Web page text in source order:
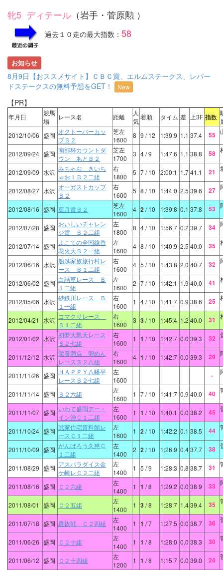
牝5 ディテール （岩手・菅原勲 ）
過去１０走の最大指数： 58
お知らせ
8月9日【おススメサイト】ＣＢＣ賞、エルムステークス、レパー
ドステークスの無料予想をGET！
New
【PR】
年月日
競馬
場
レース名 距離
人
気
着順 タイム 差 上3F 指数
2012/10/06 盛岡 オクトーバーカッ
プＢ２
芝左
1600
8 9 / 12 1:39:9 1.1 37.4 55
2012/09/24 盛岡 南部杯カウントダ
ウン あとＢ２
芝左
1700
3 4/ 9 1:47:6 1.1 38.8 58
2012/09/09 水沢 みちゃお きいち
ゃおＩＢ２二組
右
1800
5 7/ 10 2:00:1 1.741.1 21
2012/08/27 水沢 オーガストカップ
Ｂ２
右
1600
5 8 / 10 1:44:0 2.5 39.6 27
2012/08/16 盛岡 葉月賞Ｂ２
芝左
1600
4 2/ 10 1:39:8 0.1 37.8 53
2012/07/28 盛岡 おいしいチャレン
ジ賞 Ｂ２二組
左
1800
8 4/ 10 1:56:7 0.2 39.7 34
2012/07/14 盛岡 よこての全国線香
花火大Ｂ２一組
左
1600
4 8 / 10 1:40:9 2.5 40.0 35
2012/06/16 水沢 船越家族旅行村レ
ース Ｂ１二組
右
1600
4 5 / 10 1:43:8 2.0 40.7 32
2012/06/02 盛岡 白詰草レース Ｂ
１二組
左
1600
2 7/ 10 1:42:1 1.9 40.0 41
2012/05/06 水沢 砂鉄川レース Ｂ
１一組
右
1600
1 4/ 10 1:41:7 0.9 38.6 25
2012/04/21 水沢 コマクサレース
Ｂ１二組
右
1600
3 3/ 10 1:45:4 1.2 40.0 31
2012/01/02 水沢 初夢大黒天レース
Ｂ２七組
右
1600
1 1 / 10 1:42:7 0.0 39.3 32
2011/12/12 水沢 栄養満点 卵めん
レースＢ２八組
右
1600
4 1 / 10 1:42:7 0.0 39.3 29
2011/11/26 盛岡 ＨＡＰＰＹ八幡平
レースＢ２七組
左
1600
-
2011/11/14 盛岡 Ｂ２六組
左
1600
1 7/ 10 1:41:7 0.9 40.0 40
2011/11/07 盛岡 いわて盛岡デー・
イン沖Ｃ１二組
左
1600
1 1 / 10 1:40:1 0.0 38.2 45
2011/10/24 盛岡 武家住宅資料館レ
ースＣ１二組
左
1600
1 2/ 10 1:42:2 0.1 38.5 44
2011/10/09 盛岡 がんばろう久慈Ｃ
１二組
左
1400
2 2/ 10 1:26:9 0.437.7 38
2011/08/29 盛岡 アスパラダイス金
ケ崎レＣ２二組
左
1400
1 5 / 9 1:28:3 0.8 38.7 31
2011/08/16 盛岡 Ｃ２六組
左
1400
1 1 / 8 1:29:2 0.0 38.9 33
2011/08/01 盛岡 Ｃ２五組
左
1400
1 3/ 8 1:28:7 1.439.4 35
2011/07/18 盛岡 選抜戦 Ｃ２四組
左
1400
1 1 / 7 1:27:5 0.0 38.7 36
2011/06/26 盛岡 Ｃ２十組
左
1400
1 1 / 8 1:28:0 0.0 38.3 30
2011/06/12 盛岡 Ｃ２十四組
左
1200
1 1 / 8 1:15:7 0.0 39.0 24